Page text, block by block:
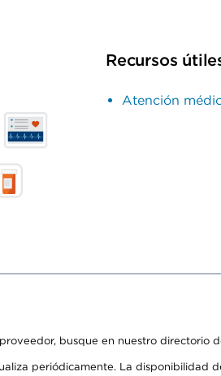
Recursos
Atención
busque en nuestro directorio
periódicamente. La disponibilidad